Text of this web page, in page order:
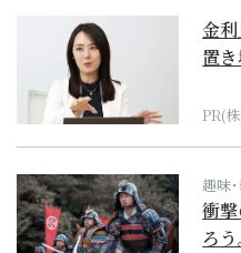
金
置
PR(
趣味
衝
ろ